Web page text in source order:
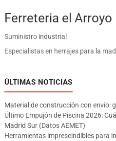
Ferreteria el Arroyo
Suministro industrial
Especialistas en herrajes para la
ÚLTIMAS NOTICIAS
Material de construcción con envío:
Último Empujón de Piscina 2026:
Madrid Sur (Datos AEMET)
Herramientas imprescindibles para